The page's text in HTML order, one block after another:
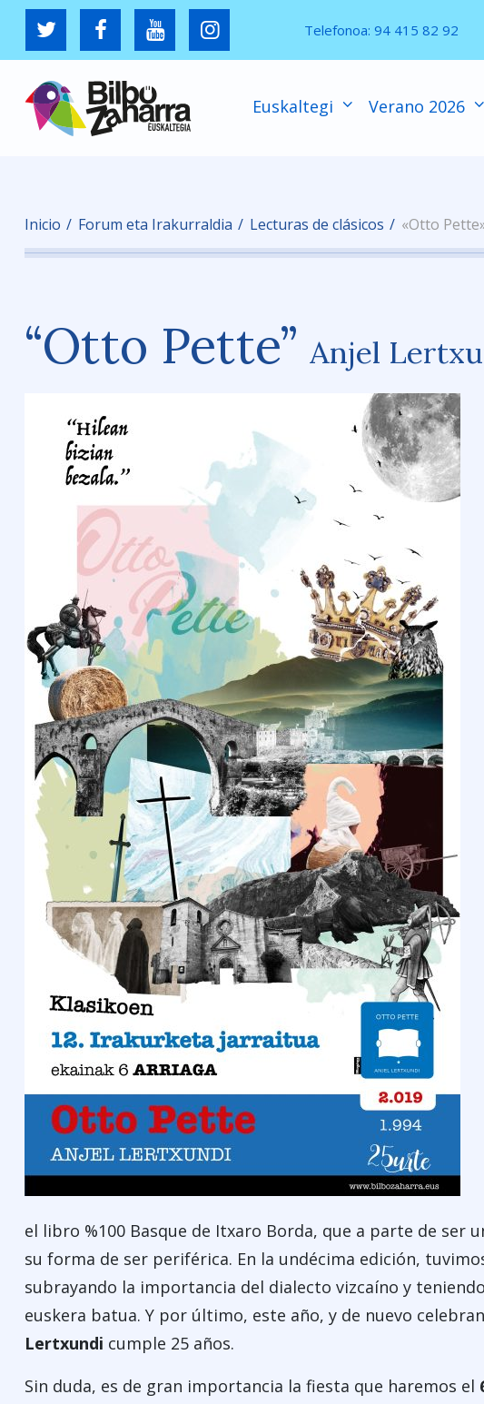
Telefonoa: 94 415 82 92
Euskaltegi Verano 2026
Inicio Forum eta Irakurraldia Lecturas de clásicos «Otto
“Otto Pette” Anjel
el libro %100 Basque de Itxaro Borda, que a parte de
su forma de ser periférica. En la undécima edición,
subrayando la importancia del dialecto vizcaíno y
euskera batua. Y por último, este año, y de nuevo
Lertxundi cumple 25 años.
Sin duda, es de gran importancia la fiesta que haremos el